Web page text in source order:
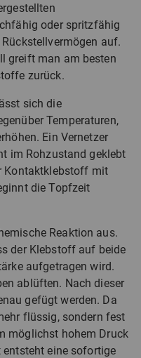
oder spritzfähig
auf.
greift man am besten
zurück.
sich die
Temperaturen,
Ein Vernetzer
im Rohzustand geklebt
Kontaktklebstoff mit
die Topfzeit
Reaktion aus.
der Klebstoff auf beide
aufgetragen wird.
ablüften. Nach dieser
gefügt werden. Da
flüssig, sondern fest
möglichst hohem Druck
eine sofortige